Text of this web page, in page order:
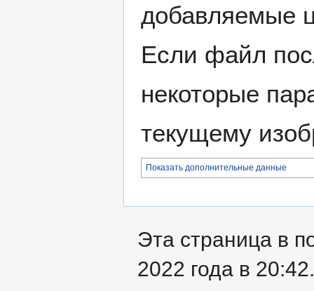
добавляемые
Если файл
некоторые
текущему
Показать дополнительные данные
Эта страница в
2022 года в 20:42.